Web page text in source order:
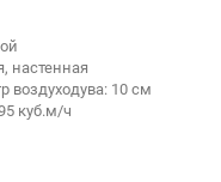
настенная
воздуходува: 10 см
куб.м/ч